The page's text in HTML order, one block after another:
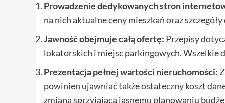
Prowadzenie dedykowanych stron
na nich aktualne ceny mieszkań oraz
Jawność obejmuje całą ofertę: Przepisy
lokatorskich i miejsc parkingowych. Wszelkie
Prezentacja pełnej wartości nieruchomości:
powinien ujawniać także ostateczny koszt
zmiana sprzyjająca jasnemu planowaniu